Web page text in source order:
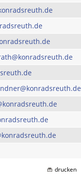
drucken